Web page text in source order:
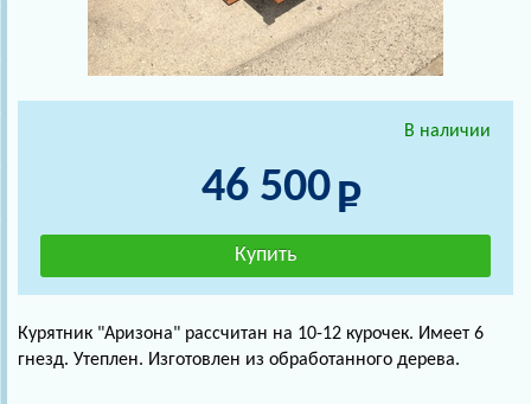
В наличии
46 500
Курятник "Аризона" рассчитан на 10-12 курочек. Имеет 6
гнезд. Утеплен. Изготовлен из обработанного дерева.